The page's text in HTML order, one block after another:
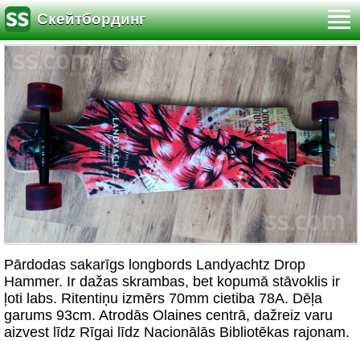
Скейтбординг
Pārdodas sakarīgs longbords Landyachtz Drop
Hammer. Ir dažas skrambas, bet kopumā stāvoklis ir
ļoti labs. Ritentiņu izmērs 70mm cietiba 78A. Dēļa
garums 93cm. Atrodās Olaines centrā, dažreiz varu
aizvest līdz Rīgai līdz Nacionālās Bibliotēkas rajonam.